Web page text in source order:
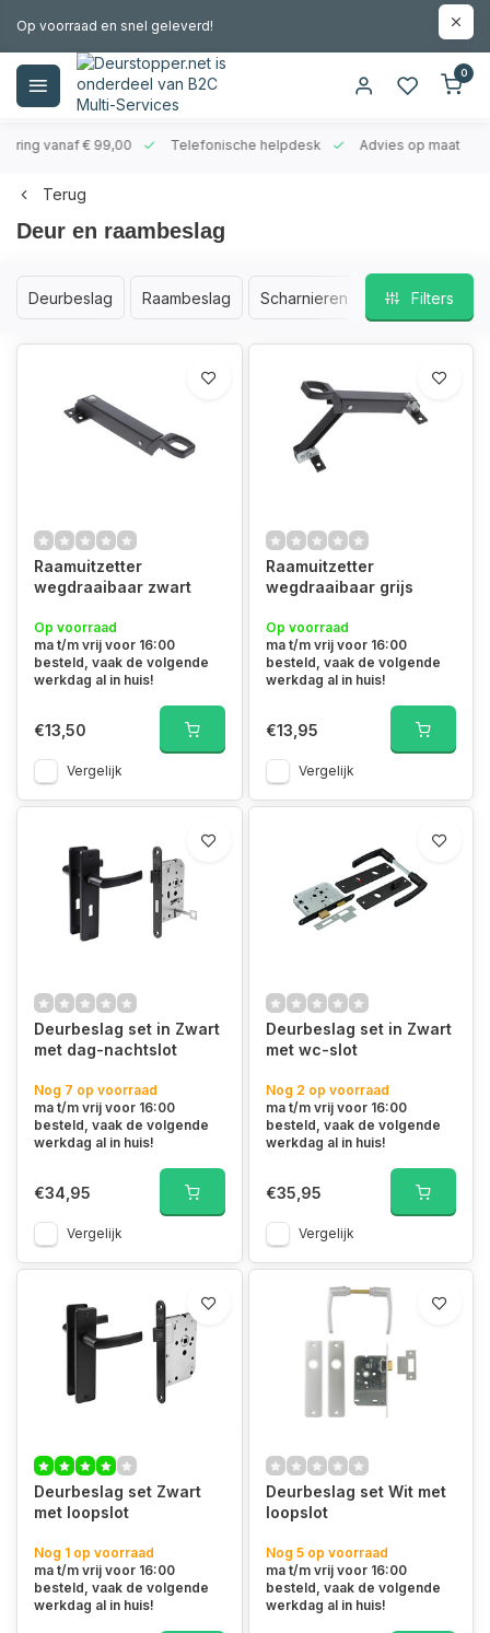
Op voorraad en snel geleverd!
0
vanaf € 99,00 Telefonische helpdesk Advies op maat
Terug
Deur en raambeslag
Deurbeslag Raambeslag Scharnieren Filters
Raamuitzetter
wegdraaibaar zwart
Op voorraad
ma t/m vrij voor 16:00
besteld, vaak de volgende
werkdag al in huis!
€13,50
Vergelijk
Raamuitzetter
wegdraaibaar grijs
Op voorraad
ma t/m vrij voor 16:00
besteld, vaak de volgende
werkdag al in huis!
€13,95
Vergelijk
Deurbeslag set in Zwart
met dag-nachtslot
Nog 7 op voorraad
ma t/m vrij voor 16:00
besteld, vaak de volgende
werkdag al in huis!
€34,95
Vergelijk
Deurbeslag set in Zwart
met wc-slot
Nog 2 op voorraad
ma t/m vrij voor 16:00
besteld, vaak de volgende
werkdag al in huis!
€35,95
Vergelijk
Deurbeslag set Zwart
met loopslot
Nog 1 op voorraad
ma t/m vrij voor 16:00
besteld, vaak de volgende
werkdag al in huis!
Deurbeslag set Wit met
loopslot
Nog 5 op voorraad
ma t/m vrij voor 16:00
besteld, vaak de volgende
werkdag al in huis!